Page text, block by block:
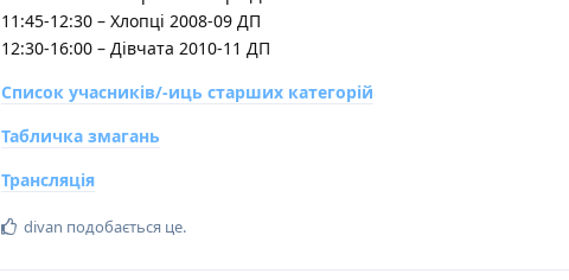
11:45-12:30 – Хлопці 2008-09 ДП
12:30-16:00 – Дівчата 2010-11 ДП
Список учасників/-иць старших категорій
Табличка змагань
Трансляція
divan подобається це.